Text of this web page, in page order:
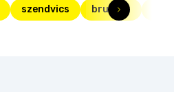
szendvics brutális